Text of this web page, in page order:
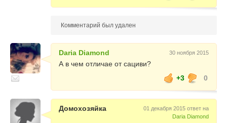
Комментарий был удален
Daria Diamond 30 ноября 2015
А в чем отличае от сациви?
+3
0
Домохозяйка
01 декабря 2015 ответ на
Daria Diamond